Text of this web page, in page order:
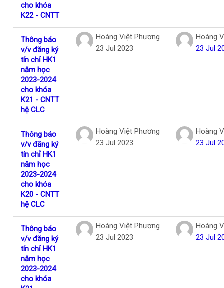
cho khóa
K22 - CNTT
Thông báo
v/v đăng ký
tín chỉ HK1
năm học
2023-2024
cho khóa
K21 - CNTT
hệ CLC
Hoàng Việt Phương
23 Jul 2023
Hoàng
23 Jul
Thông báo
v/v đăng ký
tín chỉ HK1
năm học
2023-2024
cho khóa
K20 - CNTT
hệ CLC
Hoàng Việt Phương
23 Jul 2023
Hoàng
23 Jul
Thông báo
v/v đăng ký
tín chỉ HK1
năm học
2023-2024
cho khóa
Hoàng Việt Phương
23 Jul 2023
Hoàng
23 Jul